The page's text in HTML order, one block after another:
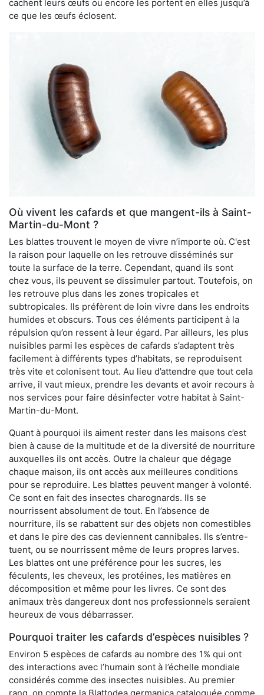
cachent leurs œufs ou encore les portent en elles jusqu’à
ce que les œufs éclosent.
Où vivent les cafards et que mangent-ils à Saint-
Martin-du-Mont ?
Les blattes trouvent le moyen de vivre n’importe où. C'est
la raison pour laquelle on les retrouve disséminés sur
toute la surface de la terre. Cependant, quand ils sont
chez vous, ils peuvent se dissimuler partout. Toutefois, on
les retrouve plus dans les zones tropicales et
subtropicales. Ils préfèrent de loin vivre dans les endroits
humides et obscurs. Tous ces éléments participent à la
répulsion qu’on ressent à leur égard. Par ailleurs, les plus
nuisibles parmi les espèces de cafards s’adaptent très
facilement à différents types d’habitats, se reproduisent
très vite et colonisent tout. Au lieu d’attendre que tout cela
arrive, il vaut mieux, prendre les devants et avoir recours à
nos services pour faire désinfecter votre habitat à Saint-
Martin-du-Mont.
Quant à pourquoi ils aiment rester dans les maisons c’est
bien à cause de la multitude et de la diversité de nourriture
auxquelles ils ont accès. Outre la chaleur que dégage
chaque maison, ils ont accès aux meilleures conditions
pour se reproduire. Les blattes peuvent manger à volonté.
Ce sont en fait des insectes charognards. Ils se
nourrissent absolument de tout. En l’absence de
nourriture, ils se rabattent sur des objets non comestibles
et dans le pire des cas deviennent cannibales. Ils s’entre-
tuent, ou se nourrissent même de leurs propres larves.
Les blattes ont une préférence pour les sucres, les
féculents, les cheveux, les protéines, les matières en
décomposition et même pour les livres. Ce sont des
animaux très dangereux dont nos professionnels seraient
heureux de vous débarrasser.
Pourquoi traiter les cafards d’espèces nuisibles ?
Environ 5 espèces de cafards au nombre des 1% qui ont
des interactions avec l’humain sont à l’échelle mondiale
considérés comme des insectes nuisibles. Au premier